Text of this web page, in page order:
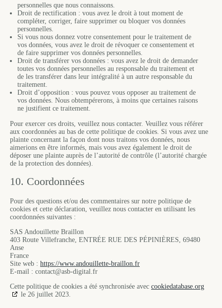
personnelles que nous connaissons.
Droit de rectification : vous avez le droit à tout moment de
compléter, corriger, faire supprimer ou bloquer vos données
personnelles.
Si vous nous donnez votre consentement pour le traitement de
vos données, vous avez le droit de révoquer ce consentement et
de faire supprimer vos données personnelles.
Droit de transférer vos données : vous avez le droit de demander
toutes vos données personnelles au responsable du traitement et
de les transférer dans leur intégralité à un autre responsable du
traitement.
Droit d’opposition : vous pouvez vous opposer au traitement de
vos données. Nous obtempérerons, à moins que certaines raisons
ne justifient ce traitement.
Pour exercer ces droits, veuillez nous contacter. Veuillez vous référer
aux coordonnées au bas de cette politique de cookies. Si vous avez une
plainte concernant la façon dont nous traitons vos données, nous
aimerions en être informés, mais vous avez également le droit de
déposer une plainte auprès de l’autorité de contrôle (l’autorité chargée
de la protection des données).
10. Coordonnées
Pour des questions et/ou des commentaires sur notre politique de
cookies et cette déclaration, veuillez nous contacter en utilisant les
coordonnées suivantes :
SAS Andouillette Braillon
403 Route Villefranche, ENTRÉE RUE DES PÉPINIÈRES, 69480
Anse
France
Site web : https://www.andouillette-braillon.fr
E-mail : contact@asb-digital.fr
Cette politique de cookies a été synchronisée avec cookiedatabase.org
le 26 juillet 2023.